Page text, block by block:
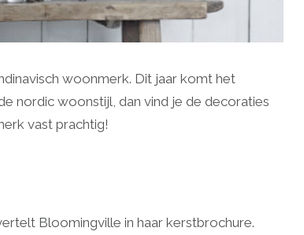
woonmerk. Dit jaar komt het
nordic woonstijl, dan vind je de decoraties
vast prachtig!
Bloomingville in haar kerstbrochure.